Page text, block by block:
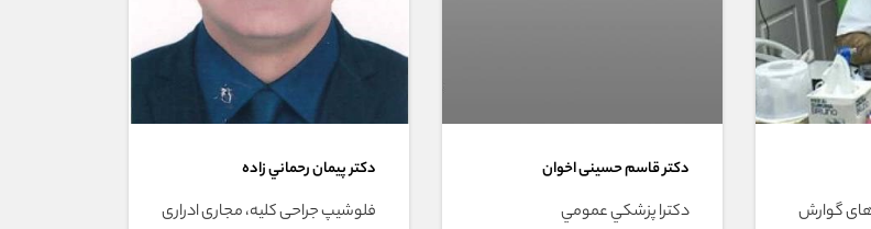
گوارش
دکتر قاسم حسینی اخوان
دکترا پزشکي عمومي
دکتر پيمان رحماني زاده
فلوشیپ جراحی کلیه، مجاری ادراری